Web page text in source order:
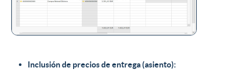
Inclusión de precios de entrega (asiento):